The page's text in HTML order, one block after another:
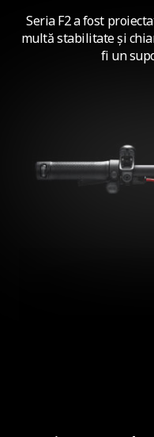
Seria F2 a fost
multă stabilitate și
fi un